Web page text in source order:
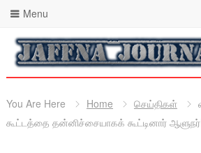
Menu
You Are Here Home செய்திகள்
கூட்டத்தை தன்னிச்சையாகக் கூட்டினார்